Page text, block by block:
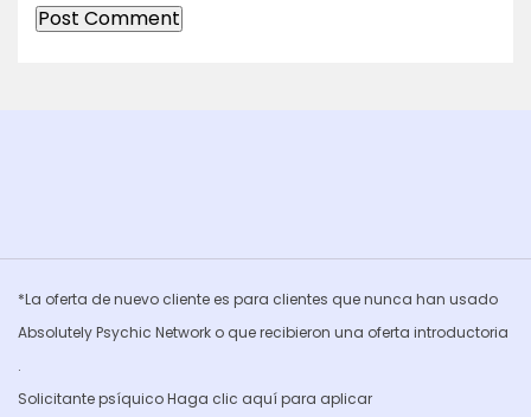
*La oferta de nuevo cliente es para clientes que nunca han usado
Absolutely Psychic Network o que recibieron una oferta introductoria
.
Solicitante psíquico Haga clic aquí para aplicar